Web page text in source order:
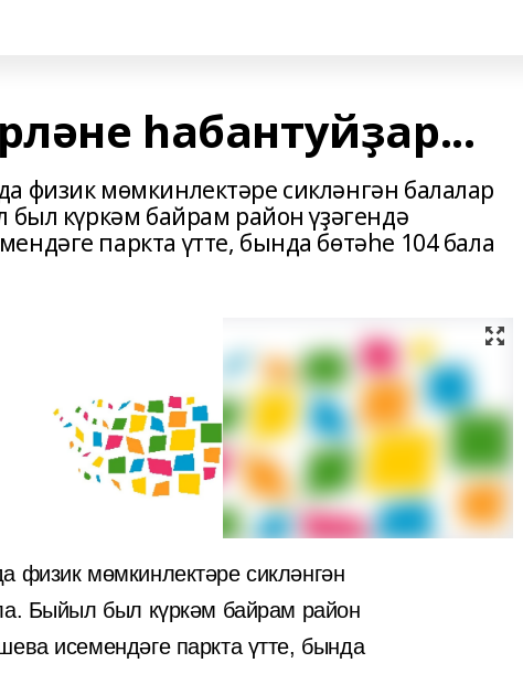
һабантуйҙар...
мөмкинлектәре сикләнгән балалар
күркәм байрам район үҙәгендә
паркта үтте, бында бөтәһе 104 бала
мөмкинлектәре сикләнгән
Быйыл был күркәм байрам район
исемендәге паркта үтте, бында